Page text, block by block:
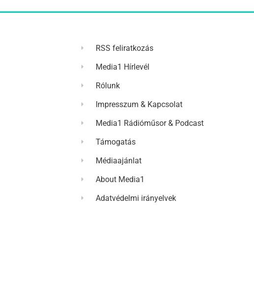
RSS feliratkozás
Media1 Hírlevél
Rólunk
Impresszum & Kapcsolat
Media1 Rádióműsor & Podcast
Támogatás
Médiaajánlat
About Media1
Adatvédelmi irányelvek